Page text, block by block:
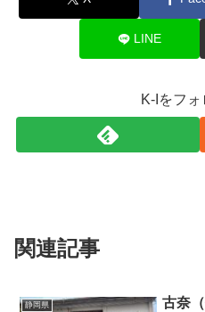
LINE
K-Iをフ
関連記事
静岡県
古奈